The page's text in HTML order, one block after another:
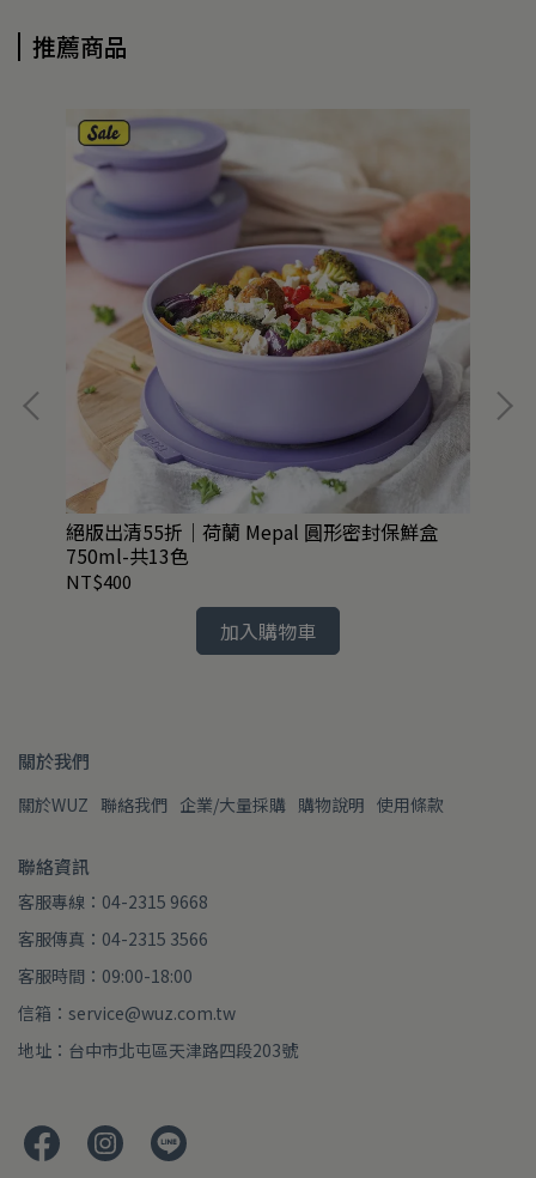
推薦商品
絕版出清55折｜荷蘭 Mepal 圓形密封保鮮盒
750ml-共13色
NT$400
加入購物車
關於我們
關於WUZ 聯絡我們 企業/大量採購 購物說明 使用條款
聯絡資訊
客服專線：04-2315 9668
客服傳真：04-2315 3566
客服時間：09:00-18:00
信箱：service@wuz.com.tw
地址：台中市北屯區天津路四段203號